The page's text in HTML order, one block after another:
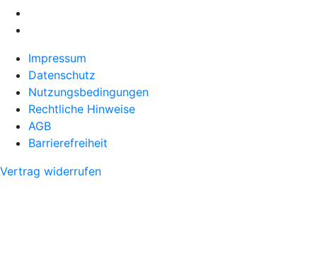
Impressum
Datenschutz
Nutzungsbedingungen
Rechtliche Hinweise
AGB
Barrierefreiheit
Vertrag widerrufen